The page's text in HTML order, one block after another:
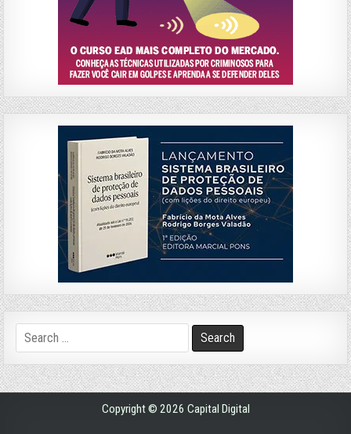
Search
for:
Copyright © 2026 Capital Digital